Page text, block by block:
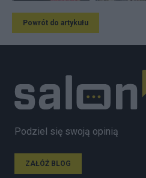
Powrót do artykułu
Podziel się swoją opinią
ZAŁÓŻ BLOG